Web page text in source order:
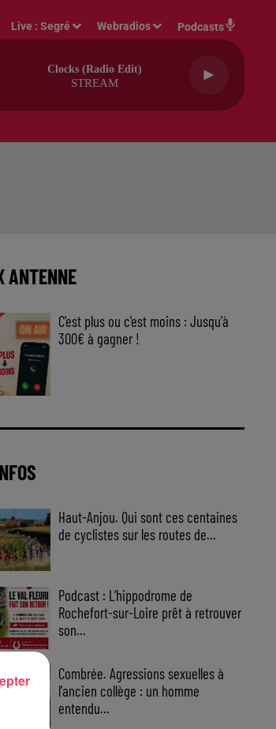
Live :Segré Webradios Podcasts
The Way We Touch
CHARLOTTE CARDIN
ANTENNE
C'est plus ou c'est moins : Jusqu'à
300€ à gagner !
Haut-Anjou. Qui sont ces centaines
de cyclistes sur les routes de...
Podcast : L’hippodrome de
Rochefort-sur-Loire prêt à retrouver
son...
Combrée. Agressions sexuelles à
l'ancien collège : un homme
entendu...